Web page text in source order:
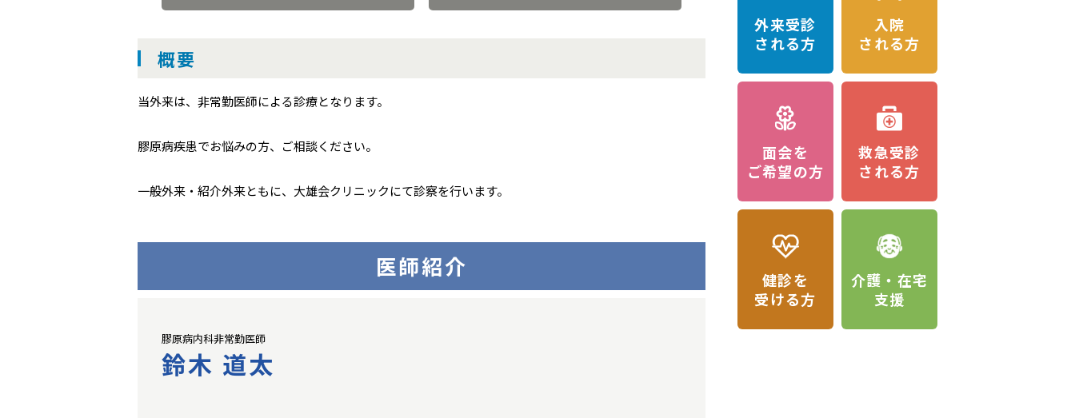
概要
当外来は、非常勤医師による診療となります。
膠原病疾患でお悩みの方、ご相談ください。
一般外来・紹介外来ともに、大雄会クリニックにて診察を行います。
医師紹介
膠原病内科非常勤医師
鈴木 道太
外来受診
される方
入院
される方
面会を
ご希望の方
救急受診
される方
健診を
受ける方
介護・在宅
支援